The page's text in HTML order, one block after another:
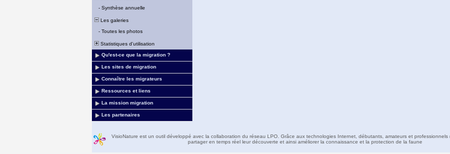
- Synthèse annuelle
Les galeries
- Toutes les photos
Statistiques d'utilisation
Qu'est-ce que la migration ?
Les sites de migration
Connaître les migrateurs
Ressources et liens
La mission migration
Les partenaires
VisioNature est un outil développé avec la collaboration du réseau LPO. Grâce aux technologies Internet, débutants, amateurs et professionnels
partager en temps réel leur découverte et ainsi améliorer la connaissance et la protection de la faune